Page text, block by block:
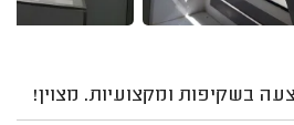
בשקיפות ומקצועיות. מצוין!